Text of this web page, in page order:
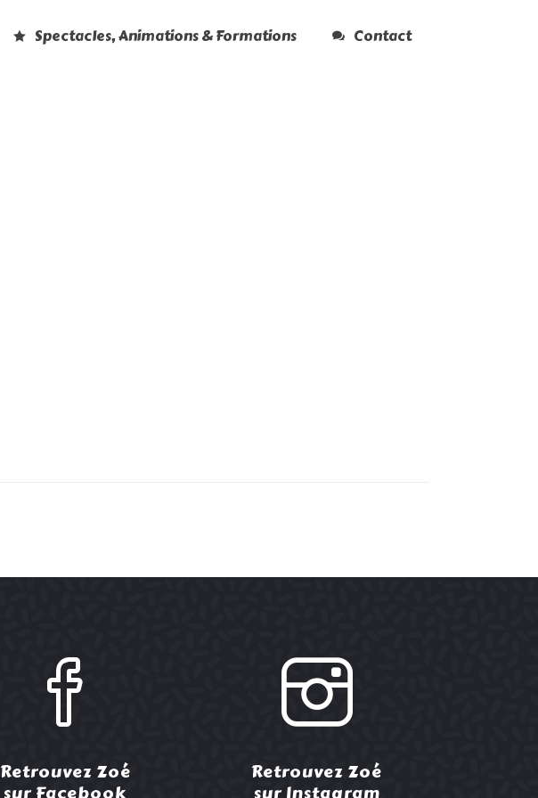
Spectacles, Animations & Formations Contact
Retrouvez Zoé
Retrouvez Zoé